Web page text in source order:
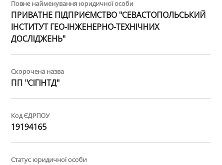
Повне найменування юридичної особи
ПРИВАТНЕ ПІДПРИЄМСТВО "СЕВАСТОПОЛЬСЬКИЙ
ІНСТИТУТ ГЕО-ІНЖЕНЕРНО-ТЕХНІЧНИХ
ДОСЛІДЖЕНЬ"
Скорочена назва
ПП "СІГІНТД"
Код ЄДРПОУ
19194165
Статус юридичної особи